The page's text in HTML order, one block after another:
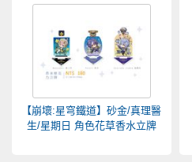
【崩壞:星穹鐵道】砂金/真理醫
生/星期日 角色花草香水立牌